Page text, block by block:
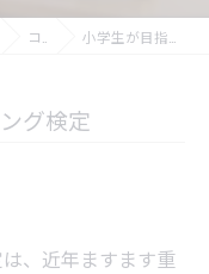
コラム 小学生が目指すプログラミング検定
グ検定
、近年ますます重